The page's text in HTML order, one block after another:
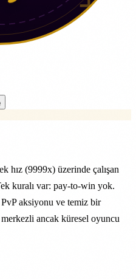
hız (9999x) üzerinde çalışan
kuralı var: pay-to-win yok.
aksiyonu ve temiz bir
ancak küresel oyuncu